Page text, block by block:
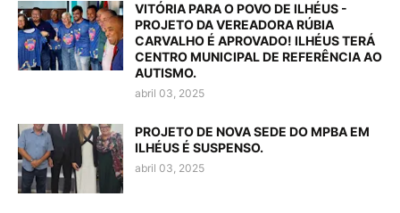
VITÓRIA PARA O POVO DE ILHÉUS -
PROJETO DA VEREADORA RÚBIA
CARVALHO É APROVADO! ILHÉUS TERÁ
CENTRO MUNICIPAL DE REFERÊNCIA AO
AUTISMO.
abril 03, 2025
PROJETO DE NOVA SEDE DO MPBA EM
ILHÉUS É SUSPENSO.
abril 03, 2025